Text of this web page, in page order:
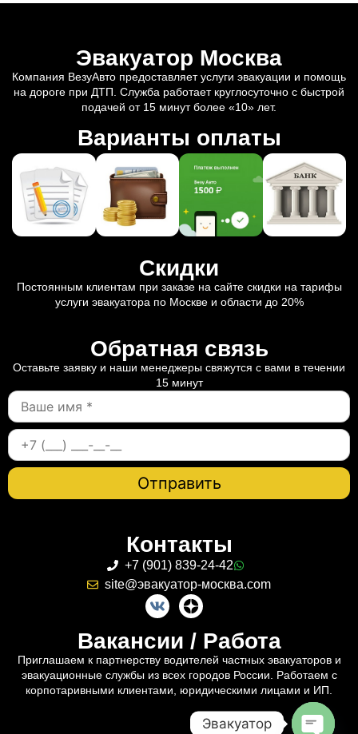
Эвакуатор Москва
Компания ВезуАвто предоставляет услуги эвакуации и помощь
на дороге при ДТП. Служба работает круглосуточно с быстрой
подачей от 15 минут более «10» лет.
Варианты оплаты
Скидки
Постоянным клиентам при заказе на сайте скидки на тарифы
услуги эвакуатора по Москве и области до 20%
Обратная связь
Оставьте заявку и наши менеджеры свяжутся с вами в течении
15 минут
Контакты
+7 (901) 839-24-42
site@эвакуатор-москва.com
Вакансии / Работа
Приглашаем к партнерству водителей частных эвакуаторов и
эвакуационные службы из всех городов России. Работаем с
корпотаривными клиентами, юридическими лицами и ИП.
Эвакуатор